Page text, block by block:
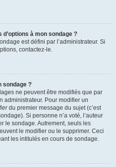
à mon sondage ?
est défini par l’administrateur. Si
contactez-le.
sondage ?
ne peuvent être modifiés que par
administrateur. Pour modifier un
du premier message du sujet (c’est
Si personne n’a voté, l’auteur
le sondage. Autrement, seuls les
le modifier ou le supprimer. Ceci
les intitulés en cours de sondage.